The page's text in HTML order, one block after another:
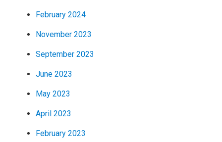
February 2024
November 2023
September 2023
June 2023
May 2023
April 2023
February 2023